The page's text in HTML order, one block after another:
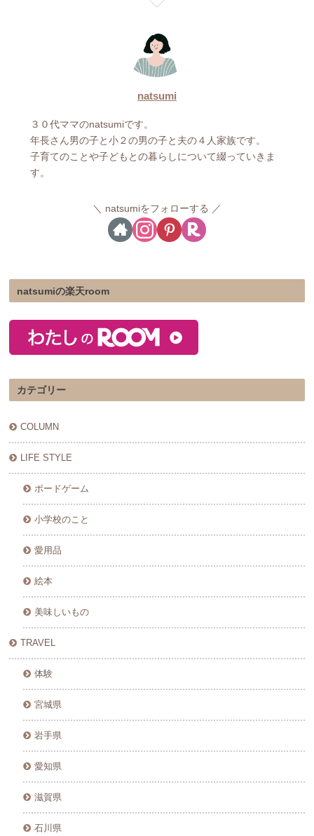
natsumi
３０代ママのnatsumiです。
年長さん男の子と小２の男の子と夫の４人家族です。
子育てのことや子どもとの暮らしについて綴っていきま
す。
natsumiをフォローする
natsumiの楽天room
カテゴリー
COLUMN
LIFE STYLE
ボードゲーム
小学校のこと
愛用品
絵本
美味しいもの
TRAVEL
体験
宮城県
岩手県
愛知県
滋賀県
石川県